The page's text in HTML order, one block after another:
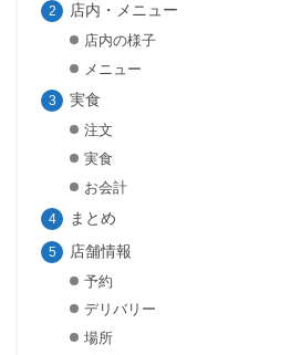
店内・メニュー
店内の様子
メニュー
実食
注文
実食
お会計
まとめ
店舗情報
予約
デリバリー
場所